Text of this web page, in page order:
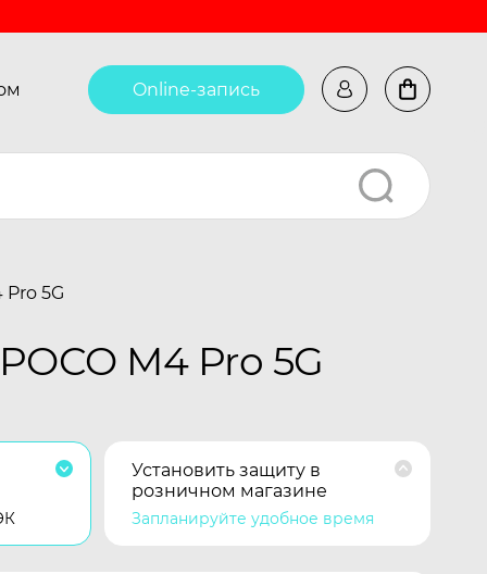
Online-запись
5G
M4 Pro 5G
Установить защиту в
розничном магазине
Запланируйте удобное время